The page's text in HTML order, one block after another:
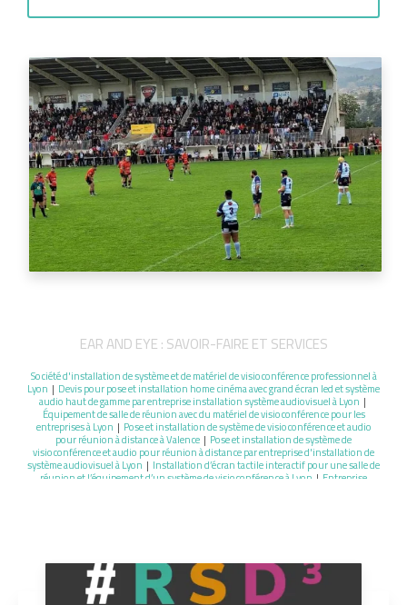
EAR AND EYE : SAVOIR-FAIRE ET SERVICES
Société d'installation de système et de matériel de visioconférence professionnel à
Lyon | Devis pour pose et installation home cinéma avec grand écran led et système
audio haut de gamme par entreprise installation système audiovisuel à Lyon |
Équipement de salle de réunion avec du matériel de visioconférence pour les
entreprises à Lyon | Pose et installation de système de visioconférence et audio
pour réunion à distance à Valence | Pose et installation de système de
visioconférence et audio pour réunion à distance par entreprise d'installation de
système audiovisuel à Lyon | Installation d’écran tactile interactif pour une salle de
réunion et l’équipement d’un système de visioconférence à Lyon | Entreprise